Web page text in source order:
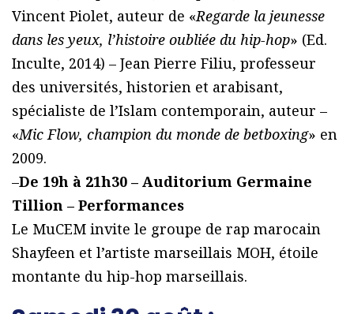
Vincent Piolet, auteur de «Regarde la jeunesse
dans les yeux, l’histoire oubliée du hip-hop» (Ed.
Inculte, 2014) – Jean Pierre Filiu, professeur
des universités, historien et arabisant,
spécialiste de l’Islam contemporain, auteur –
«Mic Flow, champion du monde de betboxing» en
2009.
–De 19h à 21h30 – Auditorium Germaine
Tillion – Performances
Le MuCEM invite le groupe de rap marocain
Shayfeen et l’artiste marseillais MOH, étoile
montante du hip-hop marseillais.